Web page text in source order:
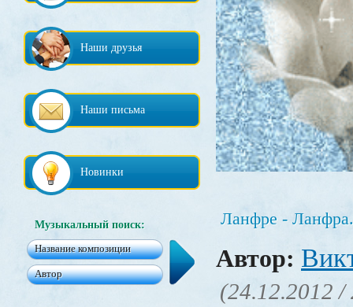
Наши друзья
Наши письма
Новинки
Музыкальный поиск: Ланфре -
Автор:
(24.12.2012 /